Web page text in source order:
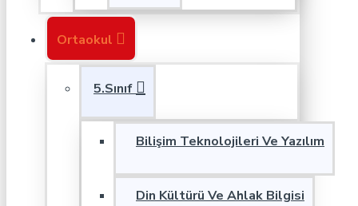
Ortaokul
5.Sınıf
Bilişim Teknolojileri Ve Yazılım
Din Kültürü Ve Ahlak Bilgisi